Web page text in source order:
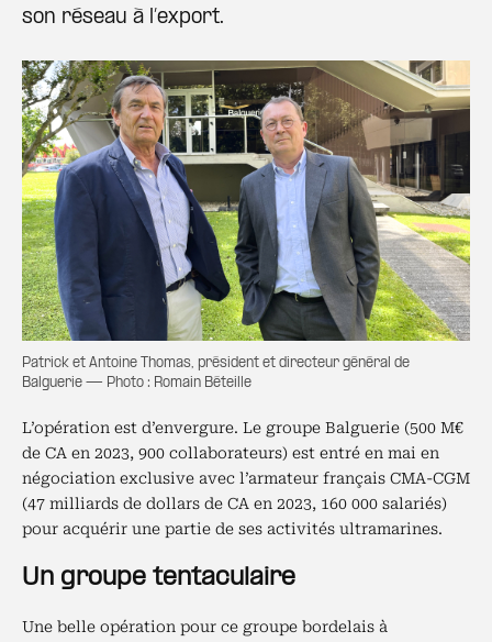
son réseau à l’export.
Patrick et Antoine Thomas, président et directeur général de
Balguerie — Photo : Romain Béteille
L’opération est d’envergure. Le groupe Balguerie (500 M€
de CA en 2023, 900 collaborateurs) est entré en mai en
négociation exclusive avec l’armateur français CMA-CGM
(47 milliards de dollars de CA en 2023, 160 000 salariés)
pour acquérir une partie de ses activités ultramarines.
Un groupe tentaculaire
Une belle opération pour ce groupe bordelais à